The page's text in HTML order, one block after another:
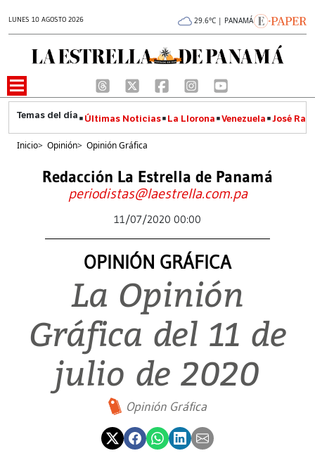
LUNES 10 AGOSTO 2026 29.6°C | PANAMÁ
Últimas Noticias La Llorona Venezuela José
Inicio> Opinión> Opinión Gráfica
Redacción La Estrella de Panamá
periodistas@laestrella.com.pa
11/07/2020 00:00
OPINIÓN GRÁFICA
La Opinión
Gráfica del 11 de
julio de 2020
Opinión Gráfica